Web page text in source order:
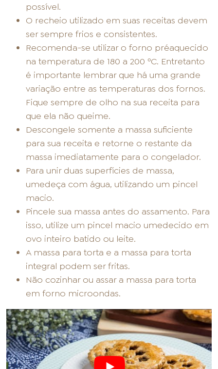
possível.
O recheio utilizado em suas receitas devem
ser sempre frios e consistentes.
Recomenda-se utilizar o forno préaquecido
na temperatura de 180 a 200 ºC. Entretanto
é importante lembrar que há uma grande
variação entre as temperaturas dos fornos.
Fique sempre de olho na sua receita para
que ela não queime.
Descongele somente a massa suficiente
para sua receita e retorne o restante da
massa imediatamente para o congelador.
Para unir duas superfícies de massa,
umedeça com água, utilizando um pincel
macio.
Pincele sua massa antes do assamento. Para
isso, utilize um pincel macio umedecido em
ovo inteiro batido ou leite.
A massa para torta e a massa para torta
integral podem ser fritas.
Não cozinhar ou assar a massa para torta
em forno microondas.